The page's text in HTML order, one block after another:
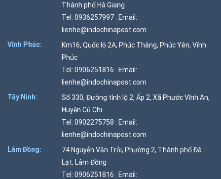
Thành phố Hà Giang
Tel: 0936257997 . Email:
lienhe@indochinapost.com
Vĩnh Phúc:
Km16, Quốc lộ 2A, Phúc Thắng, Phúc Yên, Vĩnh
Phúc
Tel: 0906251816 . Email:
lienhe@indochinapost.com
Tây Ninh:
Số 330, Đường tỉnh lộ 2, Ấp 2, Xã Phước Vĩnh An,
Huyện Củ Chi
Tel: 0902275758 . Email:
lienhe@indochinapost.com
Lâm Đồng:
74 Nguyễn Văn Trỗi, Phường 2, Thành phố Đà
Lạt, Lâm Đồng
Tel: 0906251816 . Email: